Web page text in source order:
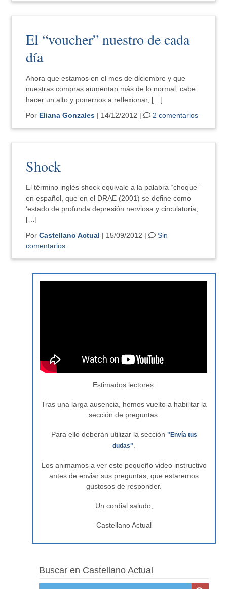
El “voucher” nuestro de cada
día
Ahora que estamos en el mes de diciembre y que
nuestras compras aumentan más de lo normal, cabe
hacer un alto y ponernos a reflexionar, […]
Por Eliana Gonzales | 14/12/2012 | 2 comentarios
Shock
El término inglés shock equivale a la palabra “choque”
en español, que en el DRAE (2001) se define como
‘estado de profunda depresión nerviosa y circulatoria,
[…]
PorCastellano Actual | 15/09/2012 |
Sin
comentarios
Estimados lectores:
Tras una larga ausencia, hemos vuelto a habilitar la
sección de preguntas.
Para ello deberán utilizar la sección "Envía tus
dudas"
Los animamos a ver este pequeño video instructivo
antes de enviar sus preguntas, que estaremos
gustosos de responder.
Un cordial saludo,
Castellano Actual
Buscar en Castellano Actual